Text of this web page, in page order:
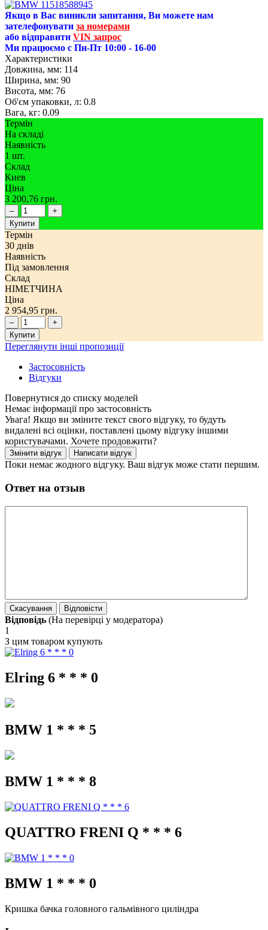
Якщо в Вас виникли запитання, Ви можете нам
зателефонувати за номерами
або відправити VIN запрос
Ми працюємо с Пн-Пт 10:00 - 16-00
Характеристики
Довжина, мм: 114
Ширина, мм: 90
Висота, мм: 76
Об'єм упаковки, л: 0.8
Вага, кг: 0.09
Термін
На складі
Наявність
1 шт.
Склад
Киев
Ціна
3 200,76 грн.
–
+
Купити
Термін
30 днів
Наявність
Під замовлення
Склад
НІМЕТЧИНА
Ціна
2 954,95 грн.
–
+
Купити
Переглянути інші пропозиції
Застосовність
Відгуки
Немає інформації про застосовність
Увага! Якщо ви зміните текст свого відгуку, то будуть
видалені всі оцінки, поставлені цьому відгуку іншими
користувачами. Хочете продовжити?
Поки немає жодного відгуку. Ваш відгук може стати першим.
Ответ на отзыв
Відповідь (На перевірці у модератора)
1
З цим товаром купують
Elring 6 * * * 0
BMW 1 * * * 5
BMW 1 * * * 8
QUATTRO FRENI Q * * * 6
BMW 1 * * * 0
Кришка бачка головного гальмівного циліндра